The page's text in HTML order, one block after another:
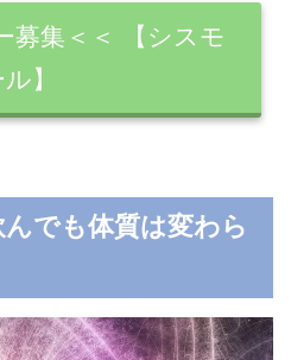
募集＜＜ 【シスモ
】
でも体質は変わら